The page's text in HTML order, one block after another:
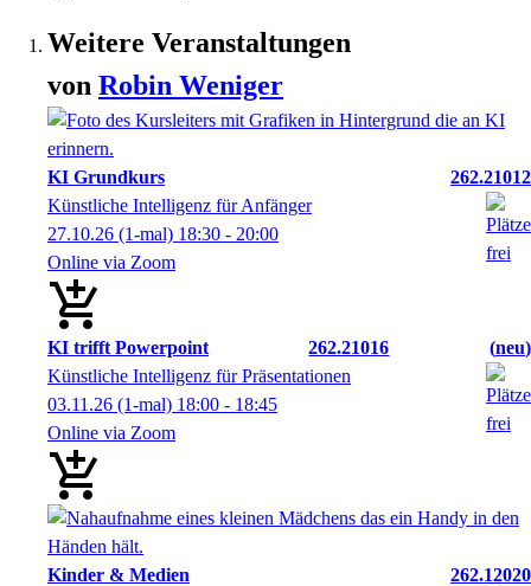
Weitere Veranstaltungen
von Robin Weniger
KI Grundkurs
262.21012
Künstliche Intelligenz für Anfänger
27.10.26 (1-mal) 18:30 - 20:00
Online via Zoom
KI trifft Powerpoint 262.21016
neu
Künstliche Intelligenz für Präsentationen
03.11.26 (1-mal) 18:00 - 18:45
Online via Zoom
Kinder & Medien
262.12020